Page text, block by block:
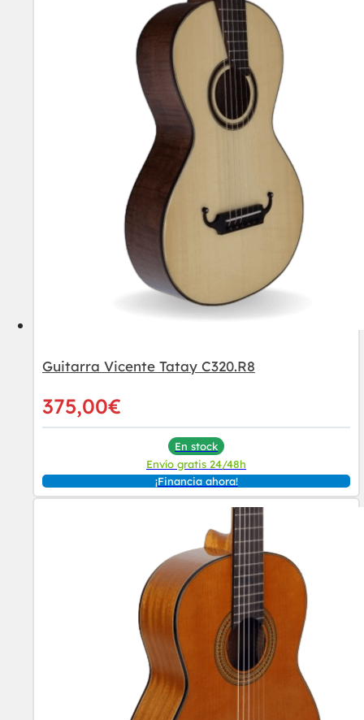
Guitarra Vicente Tatay C320.R8
375,00€
En stock
Envío gratis 24/48h
¡Financia ahora!